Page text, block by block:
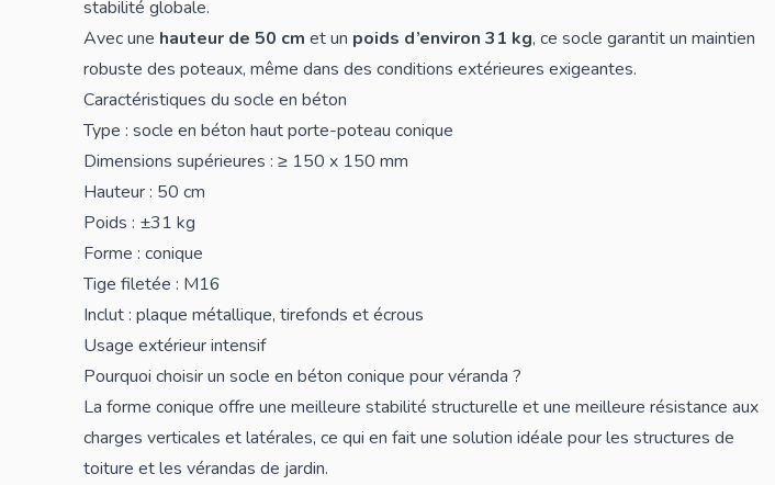
stabilité globale.
Avec une hauteur de 50 cm et un poids d’environ 31 kg, ce socle garantit un maintien
robuste des poteaux, même dans des conditions extérieures exigeantes.
Caractéristiques du socle en béton
Type : socle en béton haut porte-poteau conique
Dimensions supérieures : ≥ 150 x 150 mm
Hauteur : 50 cm
Poids : ±31 kg
Forme : conique
Tige filetée : M16
Inclut : plaque métallique, tirefonds et écrous
Usage extérieur intensif
Pourquoi choisir un socle en béton conique pour véranda ?
La forme conique offre une meilleure stabilité structurelle et une meilleure résistance aux
charges verticales et latérales, ce qui en fait une solution idéale pour les structures de
toiture et les vérandas de jardin.